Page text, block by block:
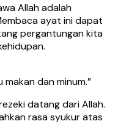
Allah adalah
ayat ini dapat
pergantungan kita
makan dan minum.”
datang dari Allah.
rasa syukur atas